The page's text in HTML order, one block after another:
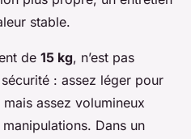
stable.
de 15 kg, n’est pas
: assez léger pour
assez volumineux
Dans un